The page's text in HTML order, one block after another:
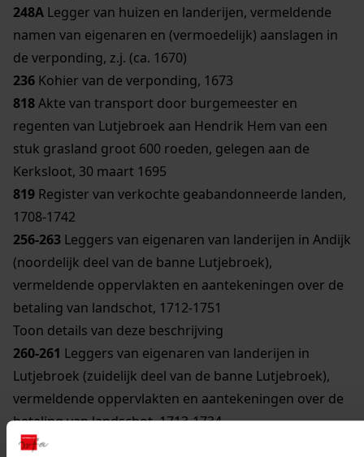
248A Legger van huizen en landerijen, vermeldende
namen van eigenaren en (vermoedelijk) aanslagen in
de verponding, z.j. (ca. 1670)
236 Kohier van de verponding, 1673
818Akte van transport door burgemeester en
regenten van Lutjebroek aan Hendrik Hem van een
stuk grasland groot 600 roeden, gelegen aan de
Kerksloot, 30 maart 1695
819 Register van verkochte geabandonneerde landen,
1708-1742
256-263 Leggers van eigenaren van landerijen in Andijk
(noordelijk deel van de banne Lutjebroek),
vermeldende oppervlakten en aantekeningen over de
betaling van landschot, 1712-1751
Toon details van deze beschrijving
260-261 Leggers van eigenaren van landerijen in
Lutjebroek (zuidelijk deel van de banne Lutjebroek),
vermeldende oppervlakten en aantekeningen over de
betaling van landschot, 1713-1734
Toon details van deze beschrijving